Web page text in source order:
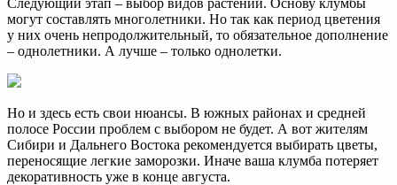
могут составлять многолетники. Но так как период цветения
у них очень непродолжительный, то обязательное дополнение
– однолетники. А лучше – только однолетки.
Но и здесь есть свои нюансы. В южных районах и средней
полосе России проблем с выбором не будет. А вот жителям
Сибири и Дальнего Востока рекомендуется выбирать цветы,
переносящие легкие заморозки. Иначе ваша клумба потеряет
декоративность уже в конце августа.